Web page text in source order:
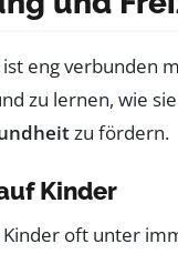
eng verbunden
zu lernen, wie
zu fördern.
Kinder
oft unter